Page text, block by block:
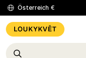
Österreich €